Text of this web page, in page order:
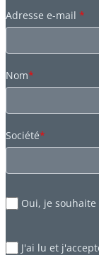
Adresse e-mail *
Nom*
Société*
Oui, je souhaite
J'ai lu et